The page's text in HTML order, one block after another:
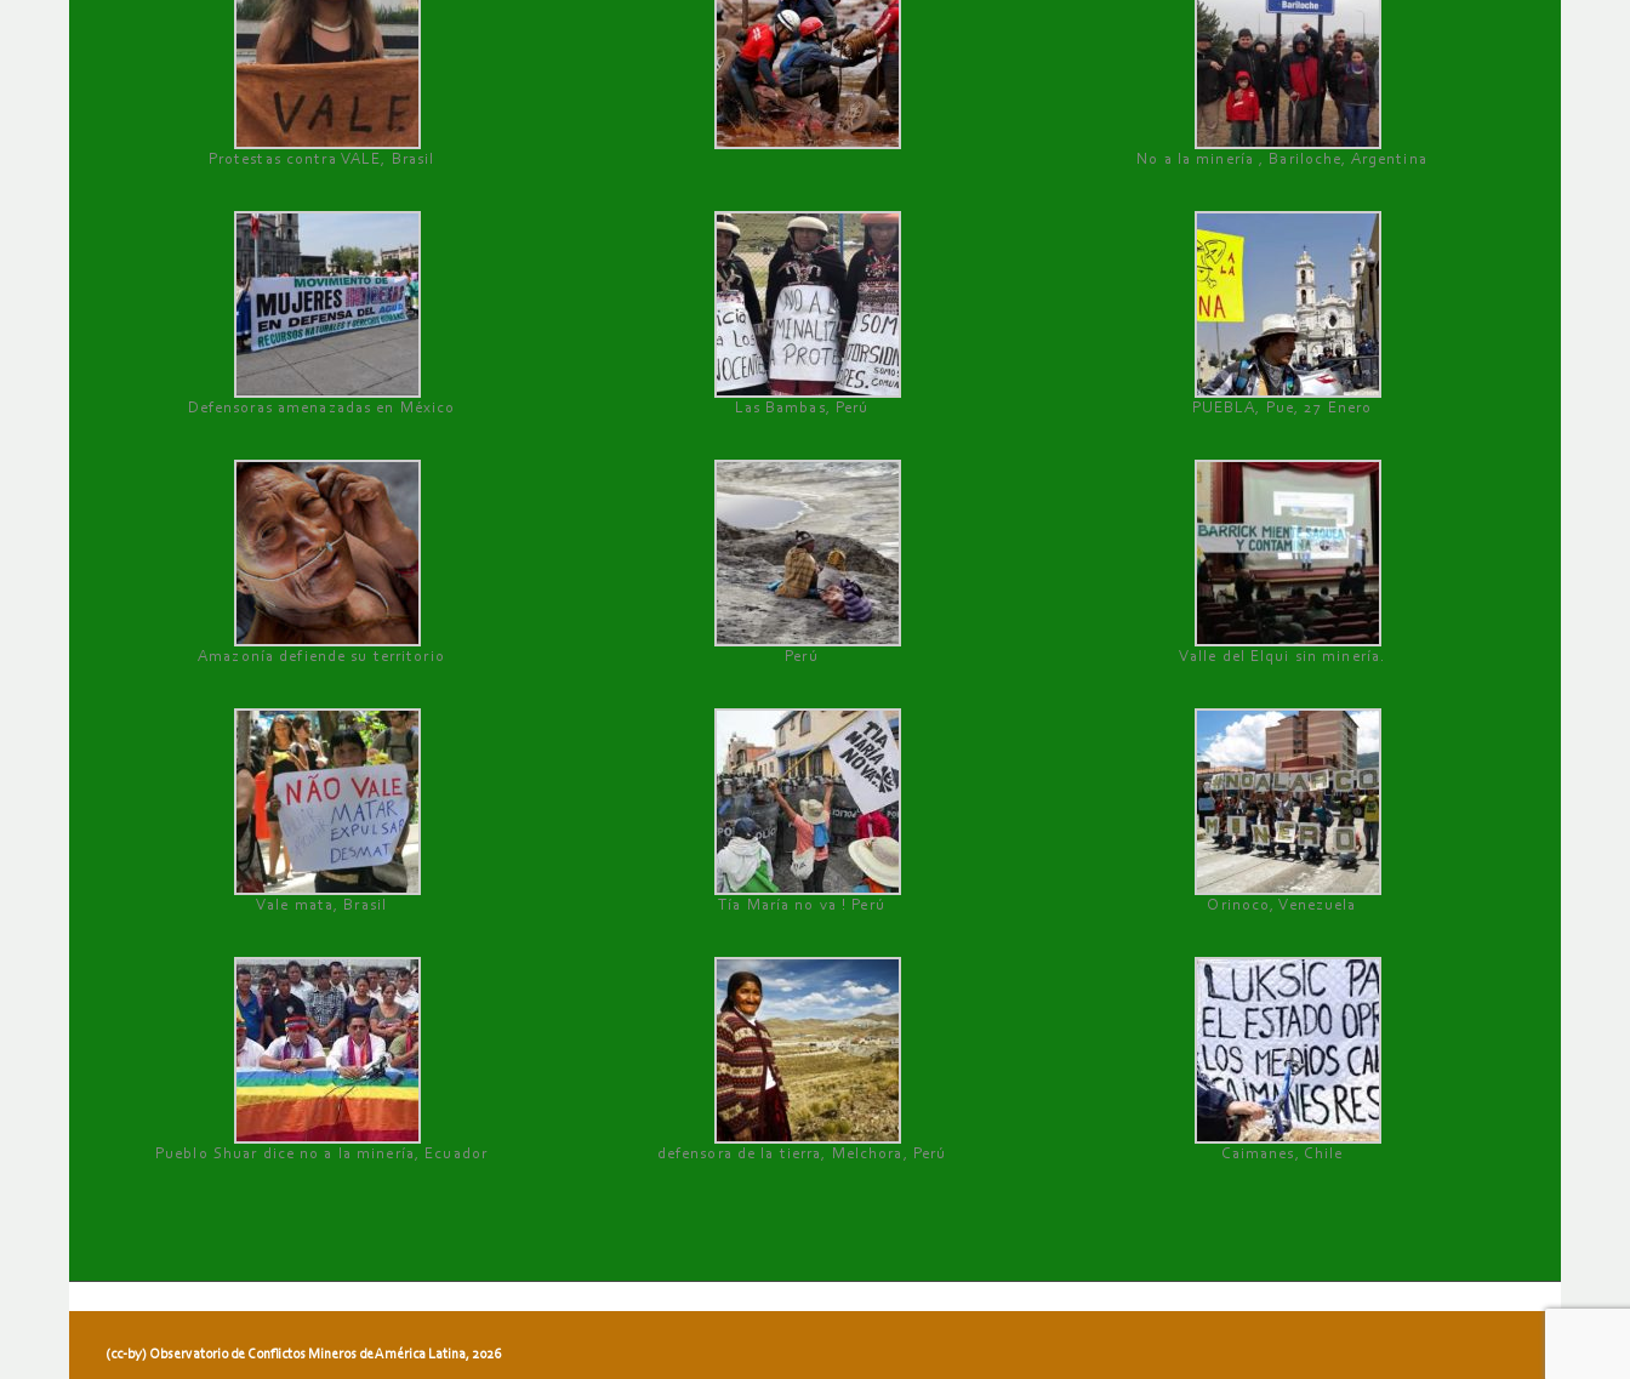
Protestas contra VALE, Brasil No a la minería , Bariloche, Argentina
Defensoras amenazadas en México Las Bambas, Perú PUEBLA, Pue, 27 Enero
Amazonía defiende su territorio Perú Valle del Elqui sin minería.
Vale mata, Brasil Tía María no va ! Perú Orinoco, Venezuela
Pueblo Shuar dice no a la minería, Ecuador defensora de la tierra, Melchora, Perú Caimanes, Chile
(cc-by) Observatorio de Conflictos Mineros de América Latina, 2026